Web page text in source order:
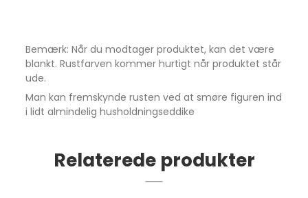
Bemærk: Når du modtager produktet, kan det være
blankt. Rustfarven kommer hurtigt når produktet står
ude.
Man kan fremskynde rusten ved at smøre figuren ind
i lidt almindelig husholdningseddike
Relaterede produkter